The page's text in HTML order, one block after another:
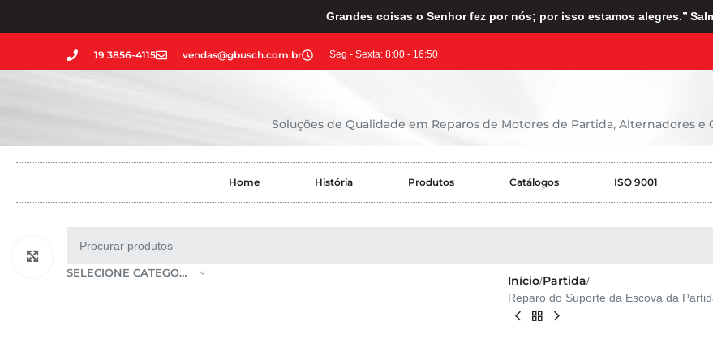
Grandes coisas o Senhor fez por nós; por isso estamos alegres.’’
19 3856-4115 vendas@gbusch.com.br Seg - Sexta: 8:00 - 16:50
Soluções de Qualidade em Reparos de Motores de Partida, Alternadores e
Home História Produtos Catálogos ISO 9001
SELECIONE CATEGORIA
Início Partida
Reparo do Suporte da Escova da